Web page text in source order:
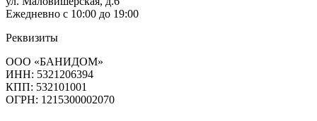
Ежедневно с 10:00 до 19:00
Реквизиты
ООО «БАНИДОМ»
ИНН: 5321206394
КПП: 532101001
ОГРН: 1215300002070